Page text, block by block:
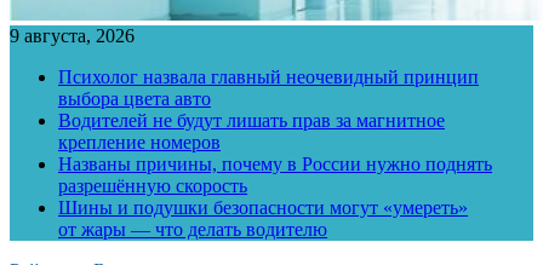
9 августа, 2026
Психолог назвала главный неочевидный принцип
выбора цвета авто
Водителей не будут лишать прав за магнитное
крепление номеров
Названы причины, почему в России нужно поднять
разрешённую скорость
Шины и подушки безопасности могут «умереть»
от жары — что делать водителю